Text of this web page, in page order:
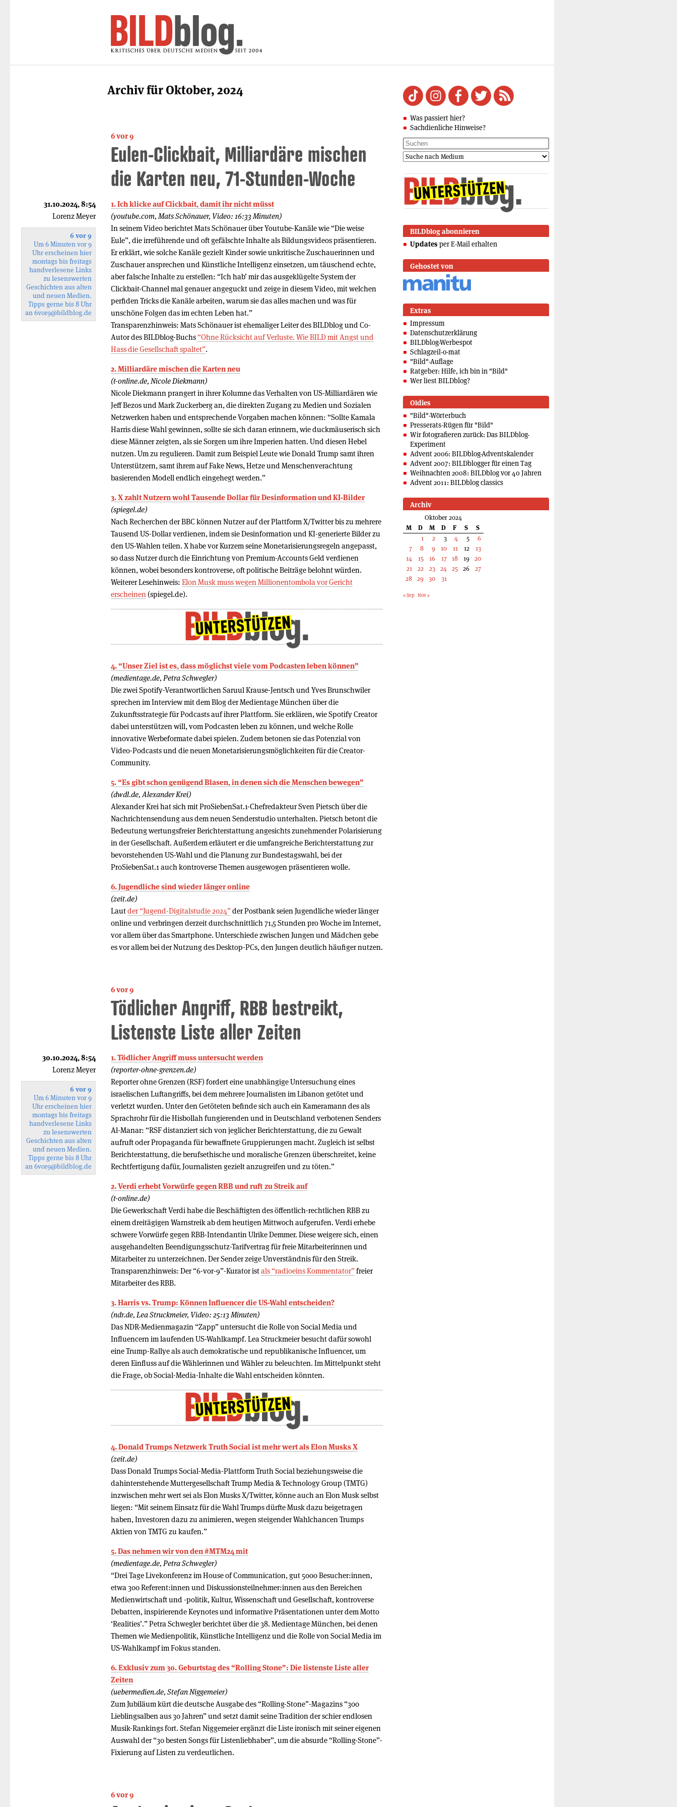
Archiv für Oktober, 2024
6 vor 9
Eulen-Clickbait, Milliardäre mischen
die Karten neu, 71-Stunden-Woche
1. Ich klicke auf Clickbait, damit ihr nicht müsst
(youtube.com, Mats Schönauer, Video: 16:33 Minuten)
In seinem Video berichtet Mats Schönauer über Youtube-Kanäle wie “Die weise
Eule”, die irreführende und oft gefälschte Inhalte als Bildungsvideos präsentieren.
Er erklärt, wie solche Kanäle gezielt Kinder sowie unkritische Zuschauerinnen und
Zuschauer ansprechen und Künstliche Intelligenz einsetzen, um täuschend echte,
aber falsche Inhalte zu erstellen: “Ich hab’ mir das ausgeklügelte System der
Clickbait-Channel mal genauer angeguckt und zeige in diesem Video, mit welchen
perfiden Tricks die Kanäle arbeiten, warum sie das alles machen und was für
unschöne Folgen das im echten Leben hat.”
Transparenzhinweis: Mats Schönauer ist ehemaliger Leiter des BILDblog und Co-
Autor des BILDblog-Buchs “Ohne Rücksicht auf Verluste. Wie BILD mit Angst und
Hass die Gesellschaft spaltet”.
2. Milliardäre mischen die Karten neu
(t-online.de, Nicole Diekmann)
Nicole Diekmann prangert in ihrer Kolumne das Verhalten von US-Milliardären wie
Jeff Bezos und Mark Zuckerberg an, die direkten Zugang zu Medien und Sozialen
Netzwerken haben und entsprechende Vorgaben machen können: “Sollte Kamala
Harris diese Wahl gewinnen, sollte sie sich daran erinnern, wie duckmäuserisch sich
diese Männer zeigten, als sie Sorgen um ihre Imperien hatten. Und diesen Hebel
nutzen. Um zu regulieren. Damit zum Beispiel Leute wie Donald Trump samt ihren
Unterstützern, samt ihrem auf Fake News, Hetze und Menschenverachtung
basierenden Modell endlich eingehegt werden.”
3. X zahlt Nutzern wohl Tausende Dollar für Desinformation und KI-Bilder
(spiegel.de)
Nach Recherchen der BBC können Nutzer auf der Plattform X/Twitter bis zu mehrere
Tausend US-Dollar verdienen, indem sie Desinformation und KI-generierte Bilder zu
den US-Wahlen teilen. X habe vor Kurzem seine Monetarisierungsregeln angepasst,
so dass Nutzer durch die Einrichtung von Premium-Accounts Geld verdienen
können, wobei besonders kontroverse, oft politische Beiträge belohnt würden.
Weiterer Lesehinweis: Elon Musk muss wegen Millionentombola vor Gericht
erscheinen (spiegel.de).
4. “Unser Ziel ist es, dass möglichst viele vom Podcasten leben können”
(medientage.de, Petra Schwegler)
Die zwei Spotify-Verantwortlichen Saruul Krause-Jentsch und Yves Brunschwiler
sprechen im Interview mit dem Blog der Medientage München über die
Zukunftsstrategie für Podcasts auf ihrer Plattform. Sie erklären, wie Spotify Creator
dabei unterstützen will, vom Podcasten leben zu können, und welche Rolle
innovative Werbeformate dabei spielen. Zudem betonen sie das Potenzial von
Video-Podcasts und die neuen Monetarisierungsmöglichkeiten für die Creator-
Community.
5. “Es gibt schon genügend Blasen, in denen sich die Menschen bewegen”
(dwdl.de, Alexander Krei)
Alexander Krei hat sich mit ProSiebenSat.1-Chefredakteur Sven Pietsch über die
Nachrichtensendung aus dem neuen Senderstudio unterhalten. Pietsch betont die
Bedeutung wertungsfreier Berichterstattung angesichts zunehmender Polarisierung
in der Gesellschaft. Außerdem erläutert er die umfangreiche Berichterstattung zur
bevorstehenden US-Wahl und die Planung zur Bundestagswahl, bei der
ProSiebenSat.1 auch kontroverse Themen ausgewogen präsentieren wolle.
6. Jugendliche sind wieder länger online
(zeit.de)
Lautder “Jugend-Digitalstudie 2024”der Postbank seien Jugendliche wieder länger
online und verbringen derzeit durchschnittlich 71,5 Stunden pro Woche im Internet,
vor allem über das Smartphone. Unterschiede zwischen Jungen und Mädchen gebe
es vor allem bei der Nutzung des Desktop-PCs, den Jungen deutlich häufiger nutzen.
31.10.2024, 8:54
Lorenz Meyer
6 vor 9
Um 6 Minuten vor 9
Uhr erscheinen hier
montags bis freitags
handverlesene Links
zu lesenswerten
Geschichten aus alten
und neuen Medien.
Tipps gerne bis 8 Uhr
an6vor9@bildblog.de
6 vor 9
Tödlicher Angriff, RBB bestreikt,
Listenste Liste aller Zeiten
1. Tödlicher Angriff muss untersucht werden
(reporter-ohne-grenzen.de)
Reporter ohne Grenzen (RSF) fordert eine unabhängige Untersuchung eines
israelischen Luftangriffs, bei dem mehrere Journalisten im Libanon getötet und
verletzt wurden. Unter den Getöteten befinde sich auch ein Kameramann des als
Sprachrohr für die Hisbollah fungierenden und in Deutschland verbotenen Senders
Al-Manar: “RSF distanziert sich von jeglicher Berichterstattung, die zu Gewalt
aufruft oder Propaganda für bewaffnete Gruppierungen macht. Zugleich ist selbst
Berichterstattung, die berufsethische und moralische Grenzen überschreitet, keine
Rechtfertigung dafür, Journalisten gezielt anzugreifen und zu töten.”
2. Verdi erhebt Vorwürfe gegen RBB und ruft zu Streik auf
(t-online.de)
Die Gewerkschaft Verdi habe die Beschäftigten des öffentlich-rechtlichen RBB zu
einem dreitägigen Warnstreik ab dem heutigen Mittwoch aufgerufen. Verdi erhebe
schwere Vorwürfe gegen RBB-Intendantin Ulrike Demmer. Diese weigere sich, einen
ausgehandelten Beendigungsschutz-Tarifvertrag für freie Mitarbeiterinnen und
Mitarbeiter zu unterzeichnen. Der Sender zeige Unverständnis für den Streik.
Transparenzhinweis: Der “6-vor-9”-Kurator istals “radioeins Kommentator”freier
Mitarbeiter des RBB.
3. Harris vs. Trump: Können Influencer die US-Wahl entscheiden?
(ndr.de, Lea Struckmeier, Video: 25:13 Minuten)
Das NDR-Medienmagazin “Zapp” untersucht die Rolle von Social Media und
Influencern im laufenden US-Wahlkampf. Lea Struckmeier besucht dafür sowohl
eine Trump-Rallye als auch demokratische und republikanische Influencer, um
deren Einfluss auf die Wählerinnen und Wähler zu beleuchten. Im Mittelpunkt steht
die Frage, ob Social-Media-Inhalte die Wahl entscheiden könnten.
4. Donald Trumps Netzwerk Truth Social ist mehr wert als Elon Musks X
(zeit.de)
Dass Donald Trumps Social-Media-Plattform Truth Social beziehungsweise die
dahinterstehende Muttergesellschaft Trump Media & Technology Group (TMTG)
inzwischen mehr wert sei als Elon Musks X/Twitter, könne auch an Elon Musk selbst
liegen: “Mit seinem Einsatz für die Wahl Trumps dürfte Musk dazu beigetragen
haben, Investoren dazu zu animieren, wegen steigender Wahlchancen Trumps
Aktien von TMTG zu kaufen.”
5. Das nehmen wir von den #MTM24 mit
(medientage.de, Petra Schwegler)
“Drei Tage Livekonferenz im House of Communication, gut 5000 Besucher:innen,
etwa 300 Referent:innen und Diskussionsteilnehmer:innen aus den Bereichen
Medienwirtschaft und -politik, Kultur, Wissenschaft und Gesellschaft, kontroverse
Debatten, inspirierende Keynotes und informative Präsentationen unter dem Motto
‘Realities’.” Petra Schwegler berichtet über die 38. Medientage München, bei denen
Themen wie Medienpolitik, Künstliche Intelligenz und die Rolle von Social Media im
US-Wahlkampf im Fokus standen.
6. Exklusiv zum 30. Geburtstag des “Rolling Stone”: Die listenste Liste aller
Zeiten
(uebermedien.de, Stefan Niggemeier)
Zum Jubiläum kürt die deutsche Ausgabe des “Rolling-Stone”-Magazins “300
Lieblingsalben aus 30 Jahren” und setzt damit seine Tradition der schier endlosen
Musik-Rankings fort. Stefan Niggemeier ergänzt die Liste ironisch mit seiner eigenen
Auswahl der “30 besten Songs für Listenliebhaber”, um die absurde “Rolling-Stone”-
Fixierung auf Listen zu verdeutlichen.
30.10.2024, 8:54
Lorenz Meyer
6 vor 9
Um 6 Minuten vor 9
Uhr erscheinen hier
montags bis freitags
handverlesene Links
zu lesenswerten
Geschichten aus alten
und neuen Medien.
Tipps gerne bis 8 Uhr
an6vor9@bildblog.de
6 vor 9
Was passiert hier?
Sachdienliche Hinweise?
BILDblog abonnieren
Updates per E-Mail erhalten
Gehostet von
Extras
Impressum
Datenschutzerklärung
BILDblog-Werbespot
Schlagzeil-o-mat
"Bild"-Auflage
Ratgeber: Hilfe, ich bin in "Bild"
Wer liest BILDblog?
Oldies
"Bild"-Wörterbuch
Presserats-Rügen für "Bild"
Wir fotografieren zurück: Das BILDblog-
Experiment
Advent 2006: BILDblog-Adventskalender
Advent 2007: BILDblogger für einen Tag
Weihnachten 2008: BILDblog vor 40 Jahren
Advent 2011: BILDblog classics
Archiv
Oktober 2024
M
D M D F S
S
1
2 3 4 5
6
7
8 9 10 11 12
13
14
15 16 17 18 19 20
21
22 23 24 25 26
27
28 29 30 31
« Sep Nov »